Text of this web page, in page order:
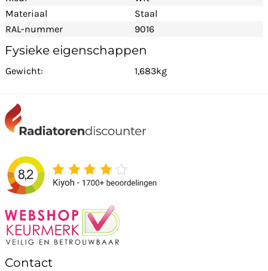
Materiaal
Staal
RAL-nummer
9016
Fysieke eigenschappen
Gewicht: 1,683kg
Contact